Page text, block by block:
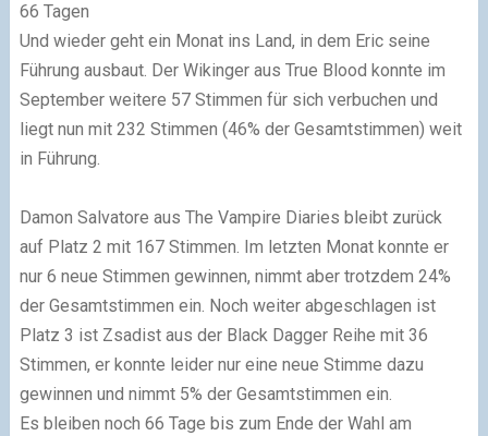
66 Tagen
Und wieder geht ein Monat ins Land, in dem Eric seine
Führung ausbaut. Der Wikinger aus True Blood konnte im
September weitere 57 Stimmen für sich verbuchen und
liegt nun mit 232 Stimmen (46% der Gesamtstimmen) weit
in Führung.
Damon Salvatore aus The Vampire Diaries bleibt zurück
auf Platz 2 mit 167 Stimmen. Im letzten Monat konnte er
nur 6 neue Stimmen gewinnen, nimmt aber trotzdem 24%
der Gesamtstimmen ein. Noch weiter abgeschlagen ist
Platz 3 ist Zsadist aus der Black Dagger Reihe mit 36
Stimmen, er konnte leider nur eine neue Stimme dazu
gewinnen und nimmt 5% der Gesamtstimmen ein.
Es bleiben noch 66 Tage bis zum Ende der Wahl am